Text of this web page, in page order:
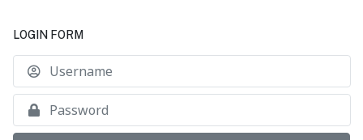
LOGIN FORM